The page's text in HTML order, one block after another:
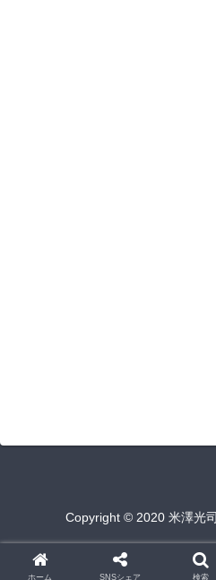
Copyright © 2020 米澤光
ホーム SNSシェア 検索